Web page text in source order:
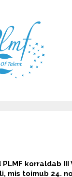
korraldab III
mis toimub 24.